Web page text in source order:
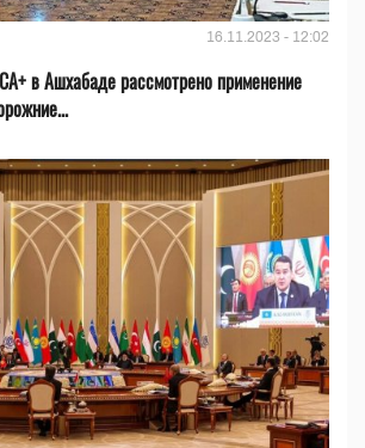
16.11.2023 - 12:02
в Ашхабаде рассмотрено применение